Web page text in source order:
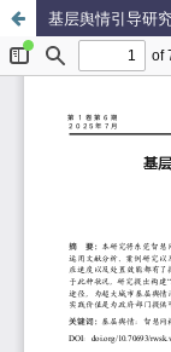
基层舆情引导研